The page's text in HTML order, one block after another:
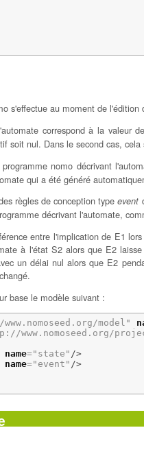
s'effectue au moment de l'édition
correspond à la valeur
soit nul. Dans le second cas,
nomo décrivant
qui a été généré
règles de conception typeevent
décrivant l'automate,
entre l'implication de E1
à l'état S2 alors que E2
un délai nul alors que E2
base le modèle suivant :
model"
www.nomoseed.org/
name="state" />
name="event" />